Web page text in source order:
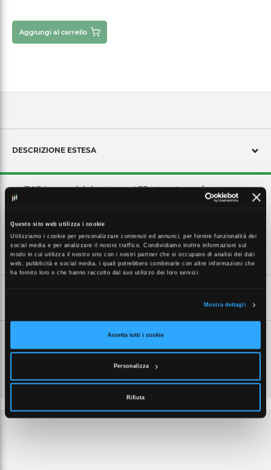
Questo sito web utilizza i cookie
Utilizziamo i cookie per personalizzare contenuti ed annunci, per fornire funzionalità dei
social media e per analizzare il nostro traffico. Condividiamo inoltre informazioni sul
modo in cui utilizza il nostro sito con i nostri partner che si occupano di analisi dei dati
web, pubblicità e social media, i quali potrebbero combinarle con altre informazioni che
ha fornito loro o che hanno raccolto dal suo utilizzo dei loro servizi.
Mostra dettagli
Accetta tutti i cookie
Personalizza
Rifiuta
Aggiungi al carrello
DESCRIZIONE ESTESA
miniTWS è un modulo luminoso a LED integrato con funzione
STEADY (luce fissa) e FLASHING (luce lampeggiante). Disponibile con
CARATTERISTICHE TECNICHE